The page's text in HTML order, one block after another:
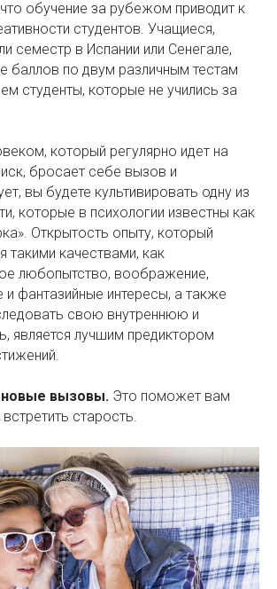
обучение за рубежом приводит к
студентов. Учащиеся,
семестр в Испании или Сенегале,
баллов по двум различным тестам
студенты, которые не учились за
который регулярно идет на
бросает себе вызов и
вы будете культивировать одну из
которые в психологии известны как
Открытость опыту, который
такими качествами, как
любопытство, воображение,
фантазийные интересы, а также
свою внутреннюю и
является лучшим предиктором
новые вызовы. Это поможет вам
старость.